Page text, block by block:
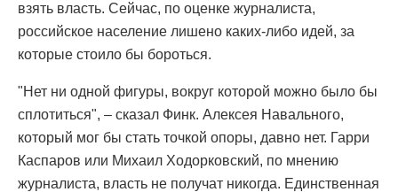
взять власть. Сейчас, по оценке журналиста,
российское население лишено каких-либо идей, за
которые стоило бы бороться.
"Нет ни одной фигуры, вокруг которой можно было бы
сплотиться", – сказал Финк. Алексея Навального,
который мог бы стать точкой опоры, давно нет. Гарри
Каспаров или Михаил Ходорковский, по мнению
журналиста, власть не получат никогда. Единственная